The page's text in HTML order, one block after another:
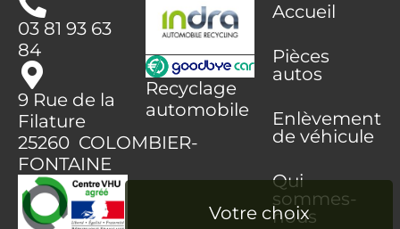
03 81 93 63
84
9 Rue de la
Filature
25260 COLOMBIER-
FONTAINE
Recyclage
automobile
Accueil
Pièces
autos
Enlèvement
de véhicule
Qui
sommes-
nous